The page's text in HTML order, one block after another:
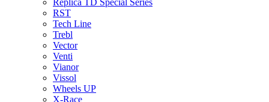
Replica TD Special Series
RST
Tech Line
Trebl
Vector
Venti
Vianor
Vissol
Wheels UP
X-Race